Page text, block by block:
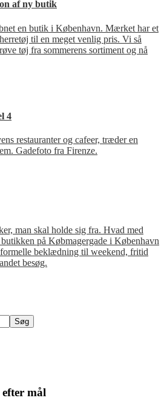
af ny butik
en butik i København. Mærket har et
til en meget venlig pris. Vi så
tøj fra sommerens sortiment og nå
4
restauranter og cafeer, træder en
Gadefoto fra Firenze.
man skal holde sig fra. Hvad med
på Købmagergade i København
beklædning til weekend, fritid
besøg.
mål